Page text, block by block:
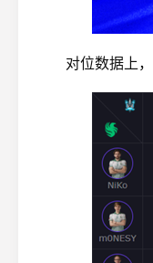
对位数据上